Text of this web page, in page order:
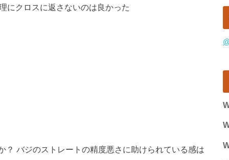
にクロスに返さないのは良かった
？ バジのストレートの精度悪さに助けられている感は